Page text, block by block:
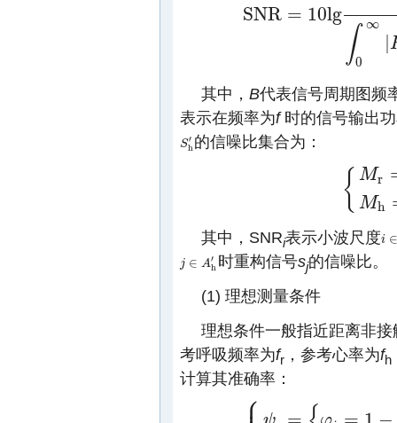
SNR = 10lg
∫ ∞
0
SNR=10lg∫fmax−B/2fmax+B/2|P(
其中， B代表信号周期图频
表示在频率为f时的信号输出
S′
h
Sh 的信噪比集合为：
{ Mr
Mh
{M
其中，SNRi表示小波尺度i
i∈
j ∈ A′
h
j∈A h′ 时重构信号sj的信噪比。
(1) 理想测量条件
理想条件一般指近距离非
考呼吸频率为fr ，参考心率为fh
计算其准确率：